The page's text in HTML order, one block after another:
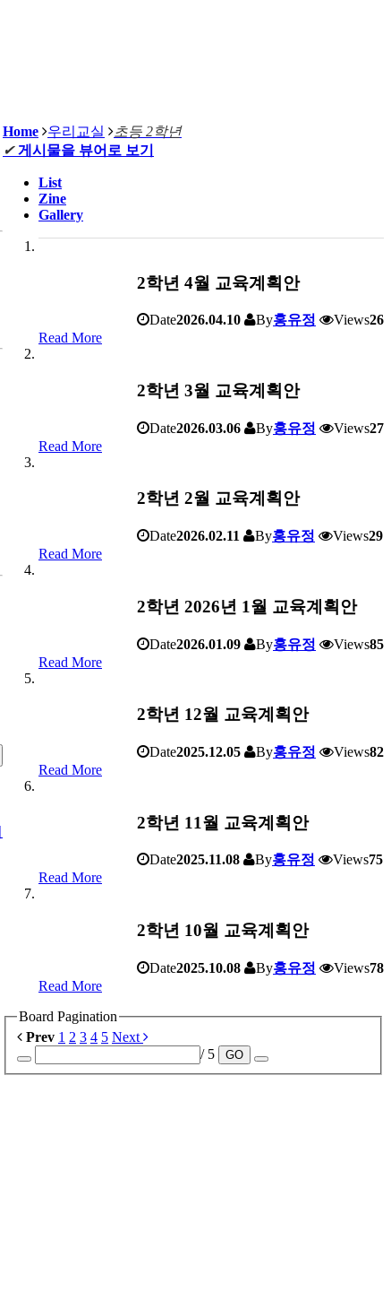
Home 우리교실
초등 2학년
✔ 게시물을 뷰어로 보기
List
Zine
Gallery
2학년 4월 교육계획안
Date2026.04.10 By홍유정 Views26
Read More
2학년 3월 교육계획안
Date2026.03.06 By홍유정 Views27
Read More
2학년 2월 교육계획안
Date2026.02.11 By홍유정 Views29
Read More
2학년 2026년 1월 교육계획안
Date2026.01.09 By홍유정 Views85
Read More
2학년 12월 교육계획안
Date2025.12.05 By홍유정 Views82
Read More
2학년 11월 교육계획안
Date2025.11.08 By홍유정 Views75
Read More
2학년 10월 교육계획안
Date2025.10.08 By홍유정 Views78
Read More
Board Pagination
Prev 1 2 3 4 5 Next
/ 5
GO